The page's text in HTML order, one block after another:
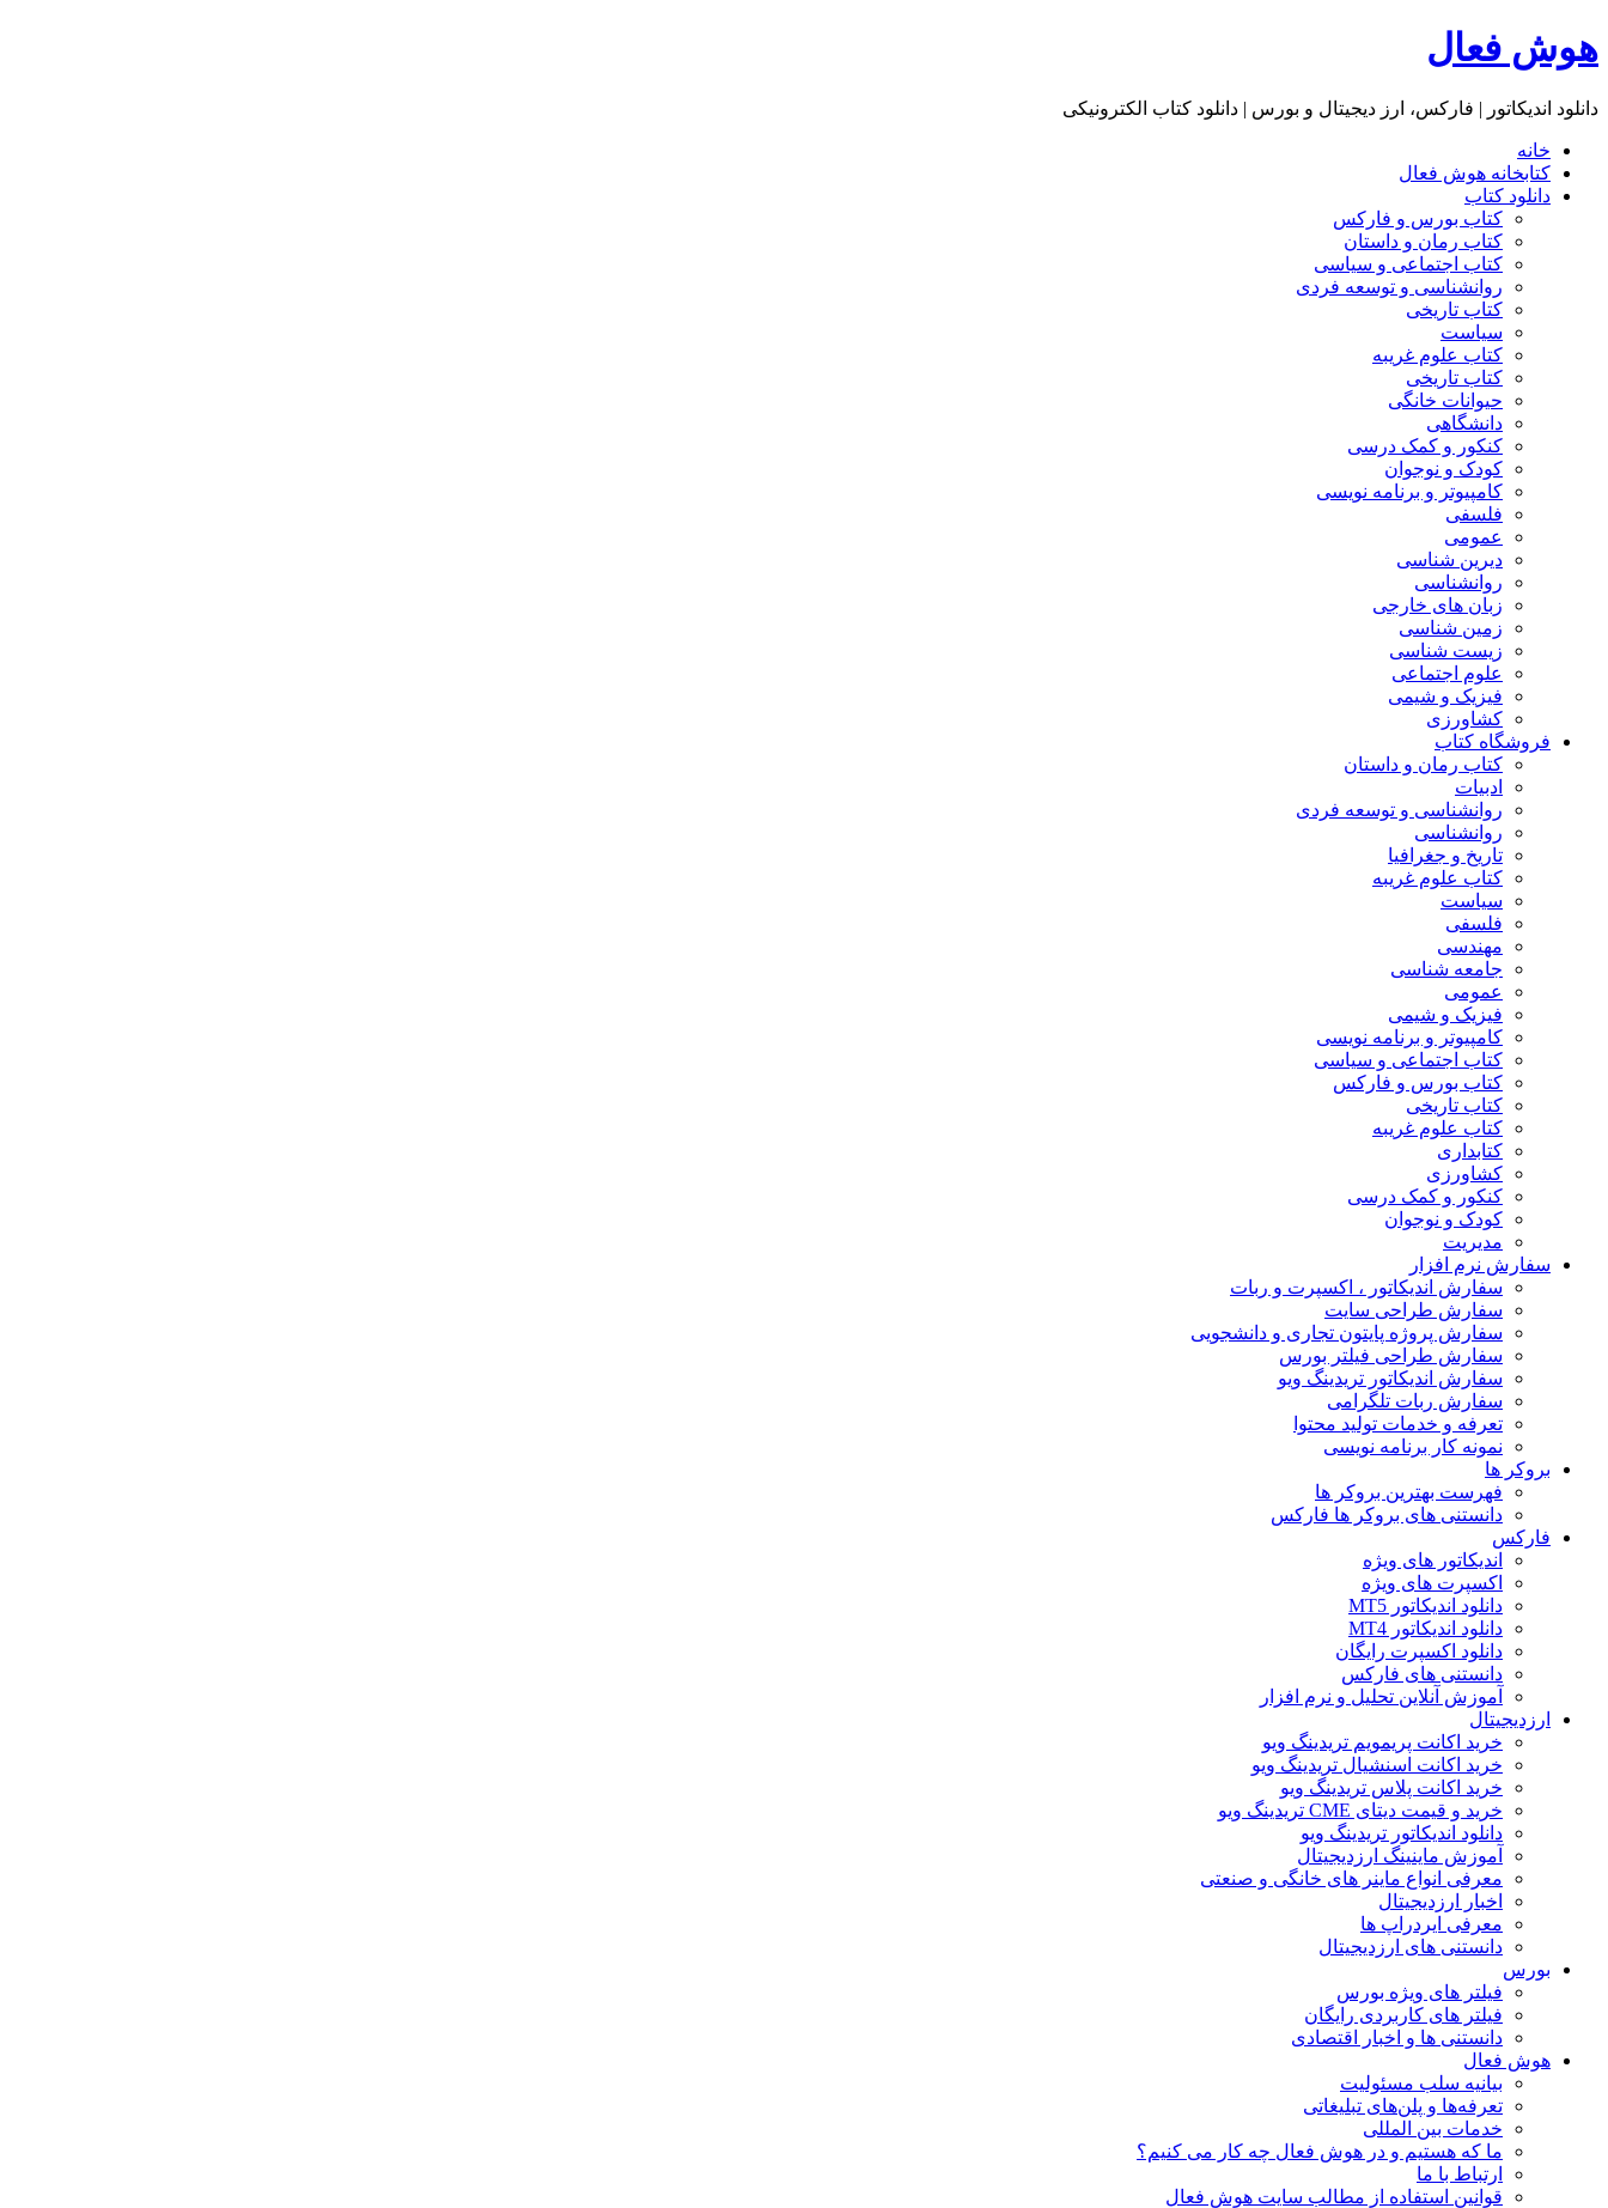
هوش فعال
دانلود اندیکاتور | فارکس، ارز دیجیتال و بورس | دانلود کتاب الکترونیکی
خانه
کتابخانه هوش فعال
دانلود کتاب
کتاب بورس و فارکس
کتاب رمان و داستان
کتاب اجتماعی و سیاسی
روانشناسی و توسعه فردی
کتاب تاریخی
سیاست
کتاب علوم غریبه
کتاب تاریخی
حیوانات خانگی
دانشگاهی
کنکور و کمک‌ درسی
کودک و نوجوان
کامپیوتر و برنامه نویسی
فلسفی
عمومی
دیرین شناسی
روانشناسی
زبان های خارجی
زمین شناسی
زیست شناسی
علوم اجتماعی
فیزیک و شیمی
کشاورزی
فروشگاه کتاب
کتاب رمان و داستان
ادبیات
روانشناسی و توسعه فردی
روانشناسی
تاریخ و جغرافیا
کتاب علوم غریبه
سیاست
فلسفی
مهندسی
جامعه شناسی
عمومی
فیزیک و شیمی
کامپیوتر و برنامه نویسی
کتاب اجتماعی و سیاسی
کتاب بورس و فارکس
کتاب تاریخی
کتاب علوم غریبه
کتابداری
کشاورزی
کنکور و کمک‌ درسی
کودک و نوجوان
مدیریت
سفارش نرم افزار
سفارش اندیکاتور ، اکسپرت و ربات
سفارش طراحی سایت
سفارش پروژه پایتون تجاری و دانشجویی
سفارش طراحی فیلتر بورس
سفارش اندیکاتور تریدینگ ویو
سفارش ربات تلگرامی
تعرفه و خدمات تولید محتوا
نمونه کار برنامه نویسی
بروکر ها
فهرست بهترین بروکر ها
دانستنی های بروکر ها فارکس
فارکس
اندیکاتور های ویژه
اکسپرت های ویژه
دانلود اندیکاتور MT5
دانلود اندیکاتور MT4
دانلود اکسپرت رایگان
دانستنی های فارکس
آموزش آنلاین تحلیل و نرم افزار
ارزدیجیتال
خرید اکانت پریمویم تریدینگ ویو
خرید اکانت اسنشیال تریدینگ ویو
خرید اکانت پلاس تریدینگ ویو
خرید و قیمت دیتای CME تریدینگ ویو
دانلود اندیکاتور تریدینگ ویو
آموزش ماینینگ ارزدیجیتال
معرفی انواع ماینر های خانگی و صنعتی
اخبار ارزدیجیتال
معرفی ایردراپ ها
دانستنی های ارزدیجیتال
بورس
فیلتر های ویژه بورس
فیلتر های کاربردی رایگان
دانستنی ها و اخبار اقتصادی
هوش فعال
بیانیه سلب مسئولیت
تعرفه‌ها و پلن‌های تبلیغاتی
خدمات بین المللی
ما که هستیم و در هوش فعال چه کار می کنیم؟
ارتباط با ما
قوانین استفاده از مطالب سایت هوش فعال